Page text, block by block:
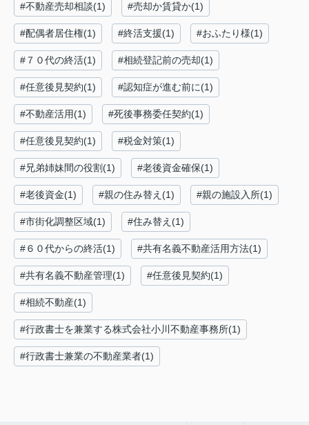
#不動産売却相談(1) #売却か賃貸か(1)
#配偶者居住権(1) #終活支援(1) #おふたり様(1)
#７０代の終活(1) #相続登記前の売却(1)
#任意後見契約(1) #認知症が進む前に(1)
#不動産活用(1) #死後事務委任契約(1)
#任意後見契約(1) #税金対策(1)
#兄弟姉妹間の役割(1) #老後資金確保(1)
#老後資金(1) #親の住み替え(1) #親の施設入所(1)
#市街化調整区域(1) #住み替え(1)
#６０代からの終活(1) #共有名義不動産活用方法(1)
#共有名義不動産管理(1) #任意後見契約(1)
#相続不動産(1)
#行政書士を兼業する株式会社小川不動産事務所(1)
#行政書士兼業の不動産業者(1)